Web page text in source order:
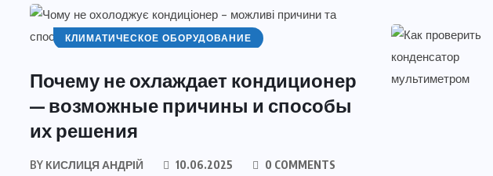
КЛИМАТИЧЕСКОЕ ОБОРУДОВАНИЕ
Почему не охлаждает кондиционер
— возможные причины и способы
их решения
BY КИСЛИЦЯ АНДРІЙ 10.06.2025 0 COMMENTS